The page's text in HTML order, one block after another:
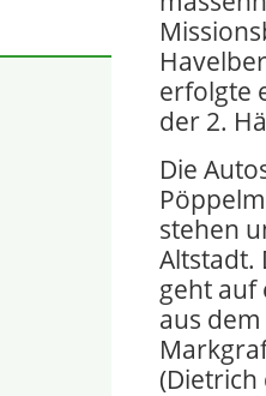
erfolgte
der 2.
Die
stehen
Altstadt.
geht auf
aus